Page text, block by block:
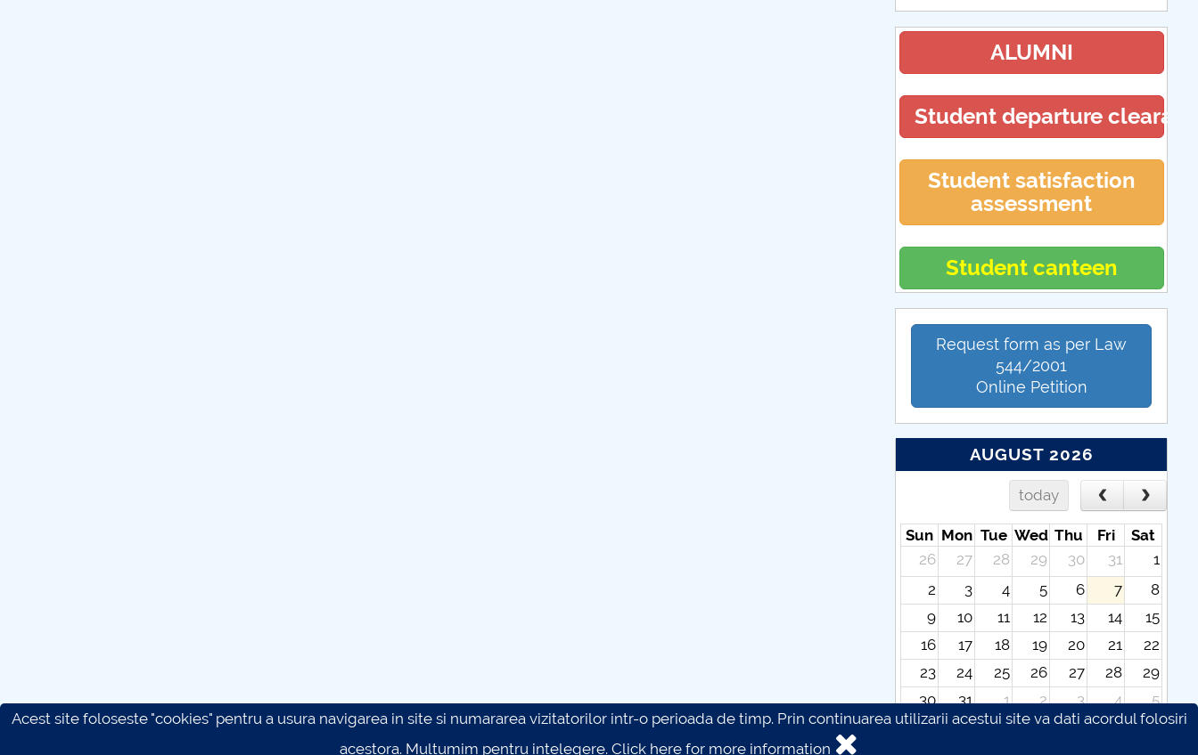
ALUMNI
Student departure
Student satisfaction
assessment
Student canteen
Request form as per Law
544/2001
Online Petition
AUGUST 2026
today
Sun Mon Tue Wed Thu Fri
Sat
26
27 28 29 30 31
1
2
3 4 5 6 7
8
9
10 11 12 13 14
15
16
17 18 19 20 21
22
23
24 25 26 27 28
29
30
31 1 2 3 4
5
Acest site foloseste "cookies" pentru a usura navigarea in site si numararea vizitatorilor intr-o perioada de timp. Prin continuarea utilizarii acestui site va dati acordul folosiri
acestora. Multumim pentru intelegere. Click here for more information